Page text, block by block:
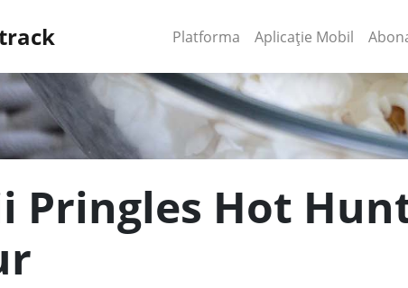
Platforma (current)
Aplicație Mobil
Pringles Hot